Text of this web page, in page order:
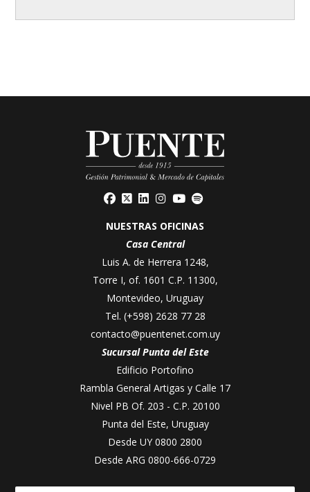
NUESTRAS OFICINAS
Casa Central
Luis A. de Herrera 1248,
Torre I, of. 1601 C.P. 11300,
Montevideo, Uruguay
Tel. (+598) 2628 77 28
contacto@puentenet.com.uy
Sucursal Punta del Este
Edificio Portofino
Rambla General Artigas y Calle 17
Nivel PB Of. 203 - C.P. 20100
Punta del Este, Uruguay
Desde UY 0800 2800
Desde ARG 0800-666-0729